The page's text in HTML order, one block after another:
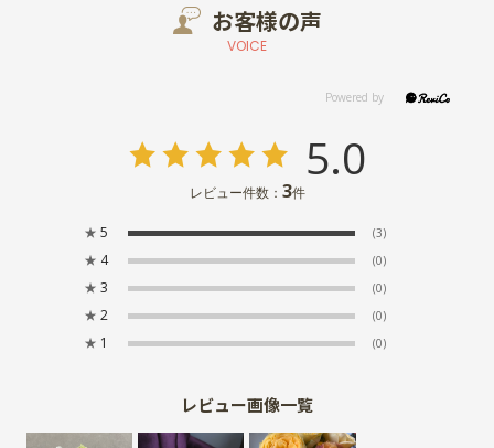
お客様の声
VOICE
5.0
レビュー件数： 3件
★ 5 (3)
★ 4 (0)
★ 3 (0)
★ 2 (0)
★ 1 (0)
レビュー画像一覧